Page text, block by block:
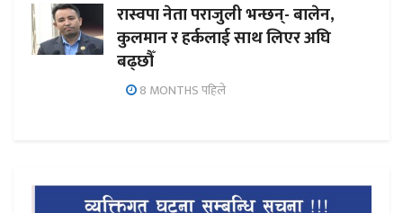
रास्वपा नेता पराजुली भन्छन्- बालेन,
कुलमान र हर्कलाई साथ लिएर अघि
बढ्छौँ
8 MONTHS पहिले